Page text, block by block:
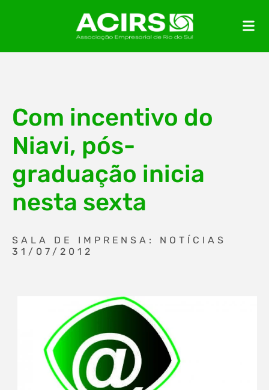
Com incentivo do
Niavi, pós-
graduação inicia
nesta sexta
SALA DE IMPRENSA: NOTÍCIAS
31/07/2012